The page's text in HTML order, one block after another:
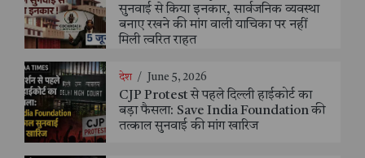
सुनवाई से किया इनकार, सार्वजनिक व्यवस्था
बनाए रखने की मांग वाली याचिका पर नहीं
मिली त्वरित राहत
देश / June 5, 2026
CJP Protest से पहले दिल्ली हाईकोर्ट का
बड़ा फैसला: Save India Foundation की
तत्काल सुनवाई की मांग खारिज